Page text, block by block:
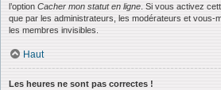
l’option Cacher mon statut en ligne . Si vous activez
que par les administrateurs, les modérateurs et vous-
les membres invisibles.
Haut
Les heures ne sont pas correctes !